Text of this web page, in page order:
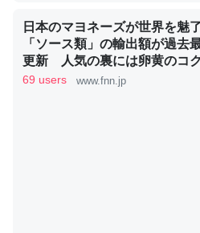
これを元に考えるとカルシウム
類は苦労してるんだな…。腹足
─ニュース :: 【研究発表】昆虫学の大
日本のマヨネーズが世界を魅
「ソース類」の輸出額が過去
更新 人気の裏には卵黄のコ
メリカでは“日本風”が誕生｜
69 users www.fnn.jp